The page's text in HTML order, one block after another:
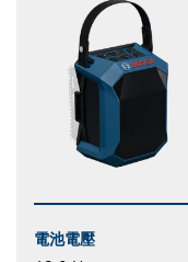
電池電壓